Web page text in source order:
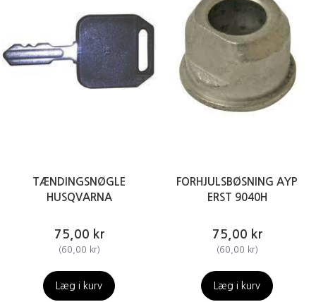
TÆNDINGSNØGLE
HUSQVARNA
75,00 kr
(60,00 kr)
Læg i kurv
FORHJULSBØSNING AYP
ERST 9040H
75,00 kr
(60,00 kr)
Læg i kurv